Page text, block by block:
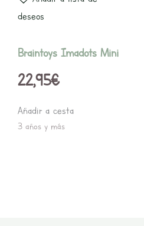
deseos
Braintoys Imadots Mini
22,95€
Añadir a cesta
3 años y más